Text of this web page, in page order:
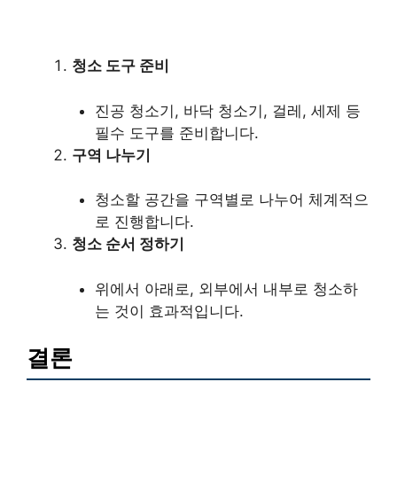
청소 도구 준비
진공 청소기, 바닥 청소기, 걸레, 세제 등
필수 도구를 준비합니다.
구역 나누기
청소할 공간을 구역별로 나누어 체계적으
로 진행합니다.
청소 순서 정하기
위에서 아래로, 외부에서 내부로 청소하
는 것이 효과적입니다.
결론